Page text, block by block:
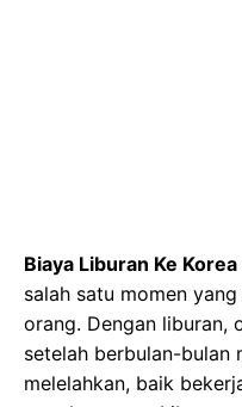
Biaya Liburan Ke Korea
salah satu momen
orang. Dengan liburan,
setelah berbulan-bulan
melelahkan, baik